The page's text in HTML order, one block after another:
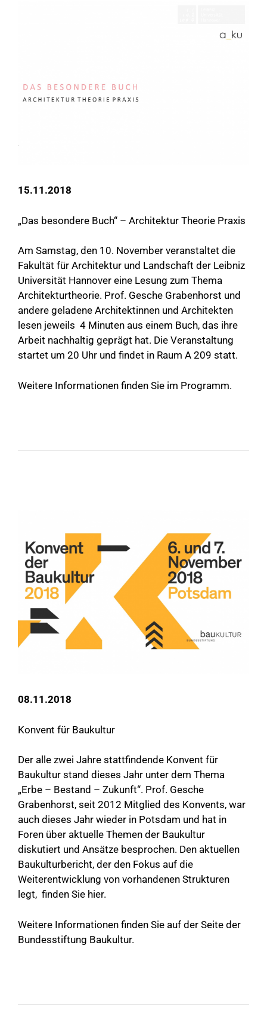
15.11.2018
„Das besondere Buch“ – Architektur Theorie Praxis
Am Samstag, den 10. November veranstaltet die
Fakultät für Architektur und Landschaft der Leibniz
Universität Hannover eine Lesung zum Thema
Architekturtheorie. Prof. Gesche Grabenhorst und
andere geladene Architektinnen und Architekten
lesen jeweils 4 Minuten aus einem Buch, das ihre
Arbeit nachhaltig geprägt hat. Die Veranstaltung
startet um 20 Uhr und findet in Raum A 209 statt.
Weitere Informationen finden Sie im Programm.
08.11.2018
Konvent für Baukultur
Der alle zwei Jahre stattfindende Konvent für
Baukultur stand dieses Jahr unter dem Thema
„Erbe – Bestand – Zukunft“. Prof. Gesche
Grabenhorst, seit 2012 Mitglied des Konvents, war
auch dieses Jahr wieder in Potsdam und hat in
Foren über aktuelle Themen der Baukultur
diskutiert und Ansätze besprochen. Den aktuellen
Baukulturbericht, der den Fokus auf die
Weiterentwicklung von vorhandenen Strukturen
legt, finden Sie hier.
Weitere Informationen finden Sie auf der Seite der
Bundesstiftung Baukultur.